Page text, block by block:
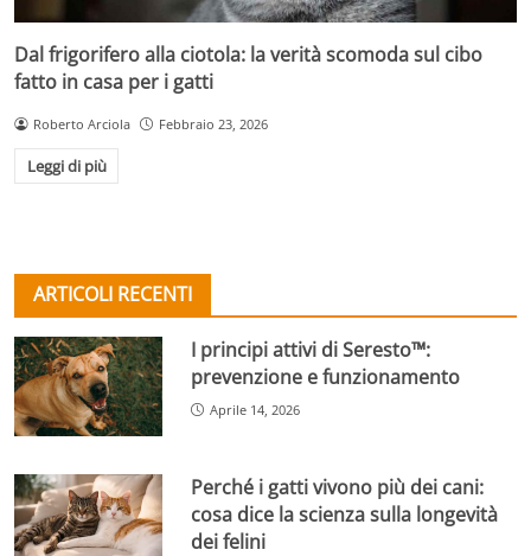
Dal frigorifero alla ciotola: la verità scomoda sul cibo
fatto in casa per i gatti
Roberto Arciola Febbraio 23, 2026
Leggi di più
ARTICOLI RECENTI
I principi attivi di Seresto™:
prevenzione e funzionamento
Aprile 14, 2026
Perché i gatti vivono più dei cani:
cosa dice la scienza sulla longevità
dei felini